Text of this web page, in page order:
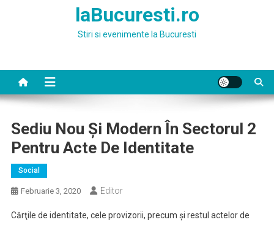
laBucuresti.ro
Stiri si evenimente la Bucuresti
Sediu Nou Şi Modern În Sectorul 2
Pentru Acte De Identitate
Social
Februarie 3, 2020 Editor
Cărţile de identitate, cele provizorii, precum şi restul actelor de